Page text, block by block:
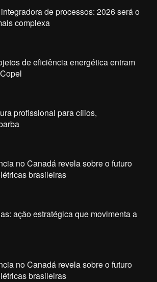
de processos: 2026 será o
complexa
de eficiência energética entram
profissional para cílios,
no Canadá revela sobre o futuro
brasileiras
ação estratégica que movimenta a
no Canadá revela sobre o futuro
brasileiras